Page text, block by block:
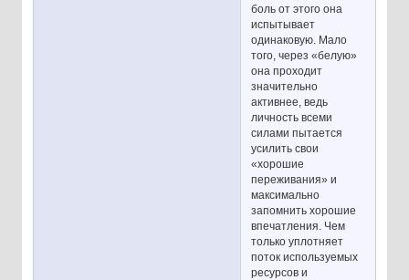
боль от этого она
испытывает
одинаковую. Мало
того, через «белую»
она проходит
значительно
активнее, ведь
личность всеми
силами пытается
усилить свои
«хорошие
переживания» и
максимально
запомнить хорошие
впечатления. Чем
только уплотняет
поток используемых
ресурсов и